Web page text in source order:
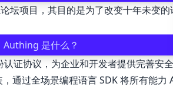
项目，其目的是为了改变十年未变
Authing 是什么？
证协议，为企业和开发者提供完善安
通过全场景编程语言 SDK 将所有能